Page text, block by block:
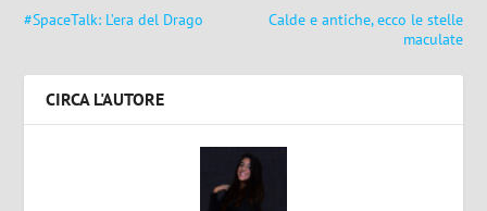
#SpaceTalk: L’era del Drago
Calde e antiche, ecco le stelle
maculate
CIRCA L'AUTORE